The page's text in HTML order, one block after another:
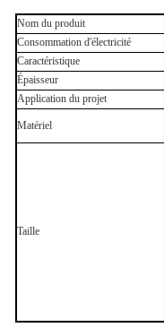
Nom du produit
Consommation d'électricité
Caractéristique
Épaisseur
Application du projet
Matériel
Taille